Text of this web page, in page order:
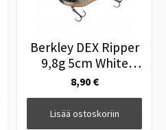
Berkley DEX Ripper
9,8g 5cm White
Chartreuse
8,90 €
Lisää ostoskoriin